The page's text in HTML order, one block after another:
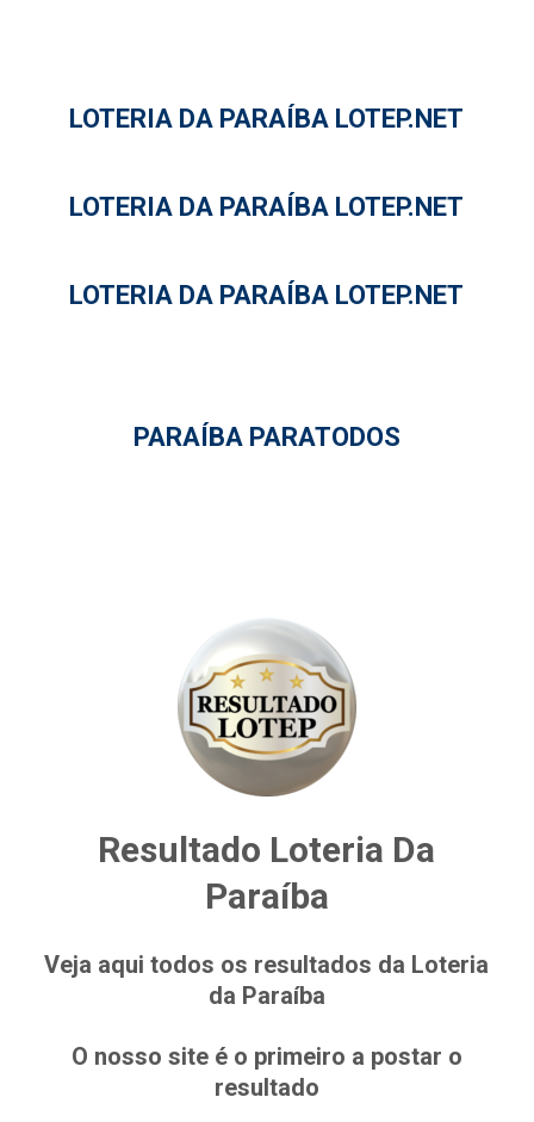
LOTERIA DA PARAÍBA LOTEP.NET
LOTERIA DA PARAÍBA LOTEP.NET
LOTERIA DA PARAÍBA LOTEP.NET
PARAÍBA PARATODOS
Resultado Loteria Da
Paraíba
Veja aqui todos os resultados da Loteria
da Paraíba
O nosso site é o primeiro a postar o
resultado